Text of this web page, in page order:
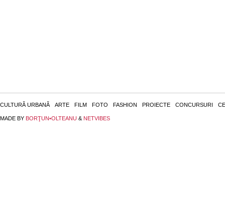
CULTURĂ URBANĂ ARTE FILM FOTO FASHION PROIECTE CONCURSURI
MADE BY BORŢUN•OLTEANU & NETVIBES